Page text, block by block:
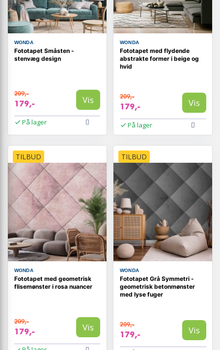
WONDA
Fototapet Småsten -
stenvæg design
209,-
179,- Vis
På lager
WONDA
Fototapet med flydende
abstrakte former i beige og
hvid
209,-
179,- Vis
På lager
TILBUD
WONDA
Fototapet med geometrisk
flisemønster i rosa nuancer
209,-
179,- Vis
TILBUD
WONDA
Fototapet Grå Symmetri -
geometrisk betonmønster
med lyse fuger
209,-
179,- Vis